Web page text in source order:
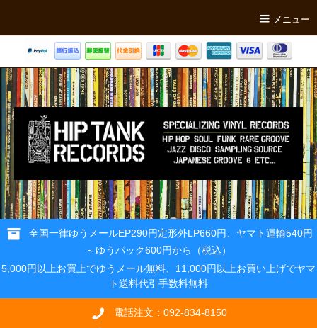
メニュー
全国一律ゆうメールEP290円定形外LP660円、ヤマト運輸540円
～ゆうパック600円から（税込）
5,000円以上お買上でゆうメール無料、11,000円以上お買い上げでヤマ
ト送料代引手数料無料
電話注文：092-834-8150